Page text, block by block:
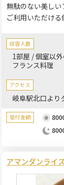
無駄のない美し
ご利用いただける
収容人数
1部屋 / 個室以
フランス料理
アクセス
岐阜駅北口より
受付金額
アマンダンライ